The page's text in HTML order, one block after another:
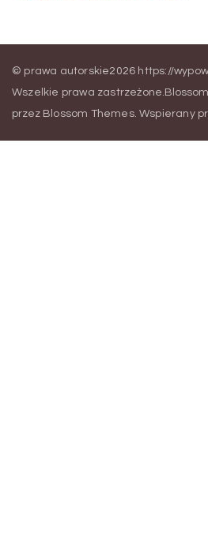
© prawa autorskie2026 https://
Wszelkie prawa zastrzeżone.
przez Blossom Themes. Wspierany